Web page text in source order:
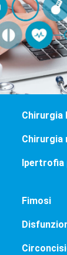
Chirurgia
Chirurgia
Fimosi